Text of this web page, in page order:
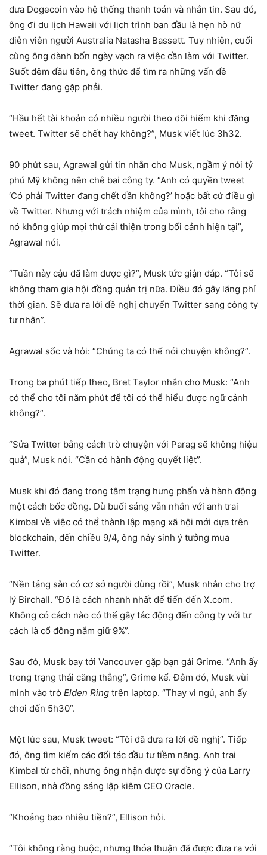
đưa Dogecoin vào hệ thống thanh toán và nhắn tin. Sau đó,
ông đi du lịch Hawaii với lịch trình ban đầu là hẹn hò nữ
diễn viên người Australia Natasha Bassett. Tuy nhiên, cuối
cùng ông dành bốn ngày vạch ra việc cần làm với Twitter.
Suốt đêm đầu tiên, ông thức để tìm ra những vấn đề
Twitter đang gặp phải.
“Hầu hết tài khoản có nhiều người theo dõi hiếm khi đăng
tweet. Twitter sẽ chết hay không?”, Musk viết lúc 3h32.
90 phút sau, Agrawal gửi tin nhắn cho Musk, ngầm ý nói tỷ
phú Mỹ không nên chê bai công ty. “Anh có quyền tweet
‘Có phải Twitter đang chết dần không?’ hoặc bất cứ điều gì
về Twitter. Nhưng với trách nhiệm của mình, tôi cho rằng
nó không giúp mọi thứ cải thiện trong bối cảnh hiện tại”,
Agrawal nói.
“Tuần này cậu đã làm được gì?”, Musk tức giận đáp. “Tôi sẽ
không tham gia hội đồng quản trị nữa. Điều đó gây lãng phí
thời gian. Sẽ đưa ra lời đề nghị chuyển Twitter sang công ty
tư nhân”.
Agrawal sốc và hỏi: “Chúng ta có thể nói chuyện không?”.
Trong ba phút tiếp theo, Bret Taylor nhắn cho Musk: “Anh
có thể cho tôi năm phút để tôi có thể hiểu được ngữ cảnh
không?”.
“Sửa Twitter bằng cách trò chuyện với Parag sẽ không hiệu
quả”, Musk nói. “Cần có hành động quyết liệt”.
Musk khi đó đang trong tâm trạng hưng phấn và hành động
một cách bốc đồng. Dù buổi sáng vẫn nhắn với anh trai
Kimbal về việc có thể thành lập mạng xã hội mới dựa trên
blockchain, đến chiều 9/4, ông nảy sinh ý tưởng mua
Twitter.
“Nền tảng sẵn có cơ sở người dùng rồi”, Musk nhắn cho trợ
lý Birchall. “Đó là cách nhanh nhất để tiến đến X.com.
Không có cách nào có thể gây tác động đến công ty với tư
cách là cổ đông nắm giữ 9%”.
Sau đó, Musk bay tới Vancouver gặp bạn gái Grime. “Anh ấy
trong trạng thái căng thẳng”, Grime kể. Đêm đó, Musk vùi
mình vào trò Elden Ring trên laptop. “Thay vì ngủ, anh ấy
chơi đến 5h30”.
Một lúc sau, Musk tweet: “Tôi đã đưa ra lời đề nghị”. Tiếp
đó, ông tìm kiếm các đối tác đầu tư tiềm năng. Anh trai
Kimbal từ chối, nhưng ông nhận được sự đồng ý của Larry
Ellison, nhà đồng sáng lập kiêm CEO Oracle.
“Khoảng bao nhiêu tiền?”, Ellison hỏi.
“Tôi không ràng buộc, nhưng thỏa thuận đã được đưa ra với